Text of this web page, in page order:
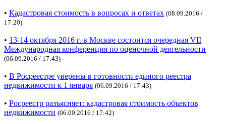
• Кадастровая стоимость в вопросах и ответах (08.09.2016 /
17:20)
• 13-14 октября 2016 г. в Москве состоится очередная VII
Международная конференция по оценочной деятельности
(06.09.2016 / 17:43)
• В Росреестре уверены в готовности единого реестра
недвижимости к 1 января (06.09.2016 / 17:43)
• Росреестр разъясняет: кадастровая стоимость объектов
недвижимости (06.09.2016 / 17:42)